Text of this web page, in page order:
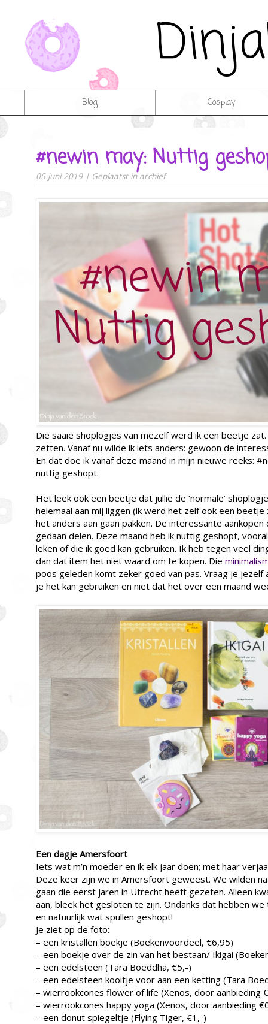
Blog Cosplay
#newin may: Nuttig
05 juni 2019 | Geplaatst inarchief
Die saaie shoplogjes van mezelf werd ik een beetje
zetten. Vanaf nu wilde ik iets anders: gewoon de
En dat doe ik vanaf deze maand in mijn nieuwe reeks:
nuttig geshopt.
Het leek ook een beetje dat jullie de ‘normale’
helemaal aan mij liggen (ik werd het zelf ook een
het anders aan gaan pakken. De interessante aankopen
gedaan delen. Deze maand heb ik nuttig geshopt,
leken of die ik goed kan gebruiken. Ik heb tegen veel
dan dat item het niet waard om te kopen. Die
poos geleden komt zeker goed van pas. Vraag je
je het kan gebruiken en niet dat het over een maand
Een dagje Amersfoort
Iets wat m’n moeder en ik elk jaar doen; met haar
Deze keer zijn we in Amersfoort geweest. We wilden
gaan die eerst jaren in Utrecht heeft gezeten. Alleen
aan, bleek het gesloten te zijn. Ondanks dat hebben
en natuurlijk wat spullen geshopt!
Je ziet op de foto:
– een kristallen boekje (Boekenvoordeel, €6,95)
– een boekje over de zin van het bestaan/ Ikigai
– een edelsteen (Tara Boeddha, €5,-)
– een edelsteen kooitje voor aan een ketting (Tara
– wierrookcones flower of life (Xenos, door aanbieding
– wierrookcones happy yoga (Xenos, door aanbieding
– een donut spiegeltje (Flying Tiger, €1,-)